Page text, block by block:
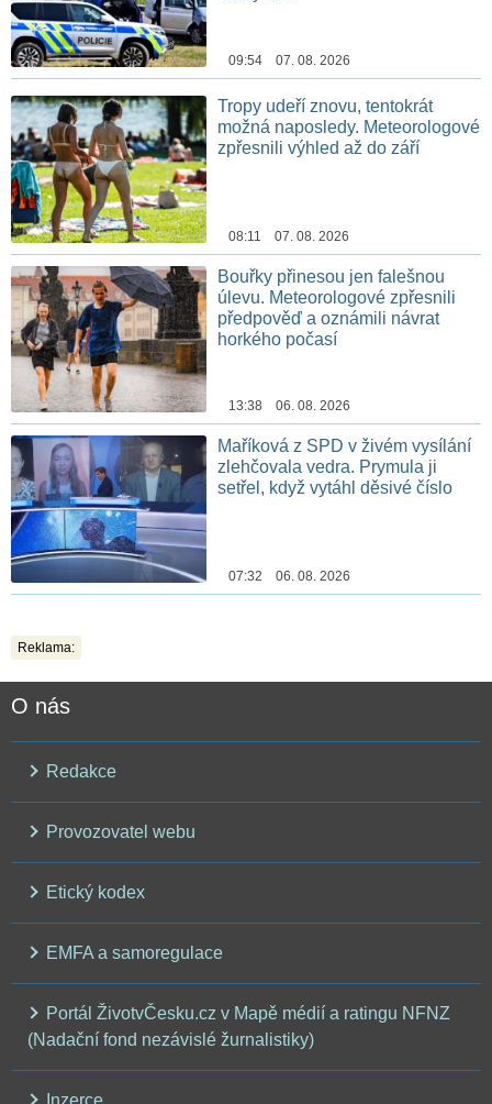
09:54 07. 08. 2026
Tropy udeří znovu, tentokrát
možná naposledy. Meteorologové
zpřesnili výhled až do září
08:11 07. 08. 2026
Bouřky přinesou jen falešnou
úlevu. Meteorologové zpřesnili
předpověď a oznámili návrat
horkého počasí
13:38 06. 08. 2026
Maříková z SPD v živém vysílání
zlehčovala vedra. Prymula ji
setřel, když vytáhl děsivé číslo
07:32 06. 08. 2026
Reklama:
O nás
Redakce
Provozovatel webu
Etický kodex
EMFA a samoregulace
Portál ŽivotvČesku.cz v Mapě médií a ratingu NFNZ
(Nadační fond nezávislé žurnalistiky)